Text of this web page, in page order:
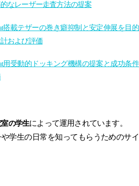
なレーザー走査方法の提案
搭載テザーの巻き癖抑制と安定伸展を目的
および評価
用受動的ドッキング機構の提案と成功条件
の学生によって運用されています。
学生の日常を知ってもらうためのサイ